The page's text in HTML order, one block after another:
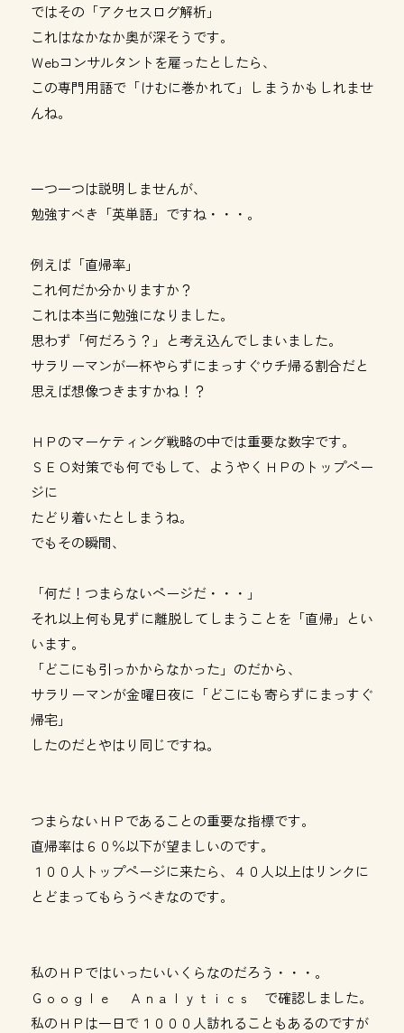
ではその「アクセスログ解析」
これはなかなか奥が深そうです。
Ｗebコンサルタントを雇ったとしたら、
この専門用語で「けむに巻かれて」しまうかもしれませ
んね。
一つ一つは説明しませんが、
勉強すべき「英単語」ですね・・・。
例えば「直帰率」
これ何だか分かりますか？
これは本当に勉強になりました。
思わず「何だろう？」と考え込んでしまいました。
サラリーマンが一杯やらずにまっすぐウチ帰る割合だと
思えば想像つきますかね！？
ＨＰのマーケティング戦略の中では重要な数字です。
ＳＥＯ対策でも何でもして、ようやくＨＰのトップペー
ジに
たどり着いたとしまうね。
でもその瞬間、
「何だ！つまらないページだ・・・」
それ以上何も見ずに離脱してしまうことを「直帰」とい
います。
「どこにも引っかからなかった」のだから、
サラリーマンが金曜日夜に「どこにも寄らずにまっすぐ
帰宅」
したのだとやはり同じですね。
つまらないＨＰであることの重要な指標です。
直帰率は６０％以下が望ましいのです。
１００人トップページに来たら、４０人以上はリンクに
とどまってもらうべきなのです。
私のＨＰではいったいいくらなのだろう・・・。
Ｇｏｏｇｌｅ Ａｎａｌｙｔｉｃｓ で確認しました。
私のＨＰは一日で１０００人訪れることもあるのですが